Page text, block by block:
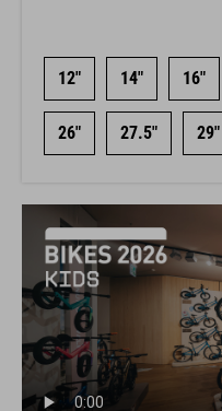
12" 14" 16"
26" 27.5" 29"